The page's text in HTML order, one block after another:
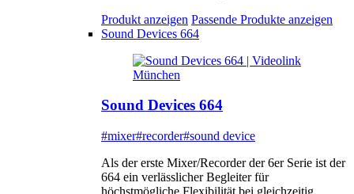
Produkt anzeigen Passende Produkte anzeigen
Sound Devices 664
Sound Devices 664
#mixer#recorder#sound device
Als der erste Mixer/Recorder der 6er Serie ist der
664 ein verlässlicher Begleiter für
höchstmögliche Flexibilität bei gleichzeitig